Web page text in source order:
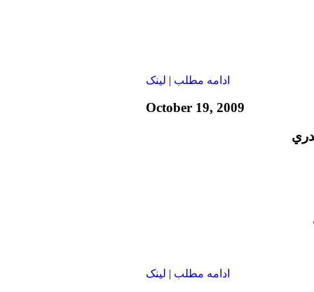
ادامه مطلب | لينک
October 19, 2009
ادامه مطلب | لينک